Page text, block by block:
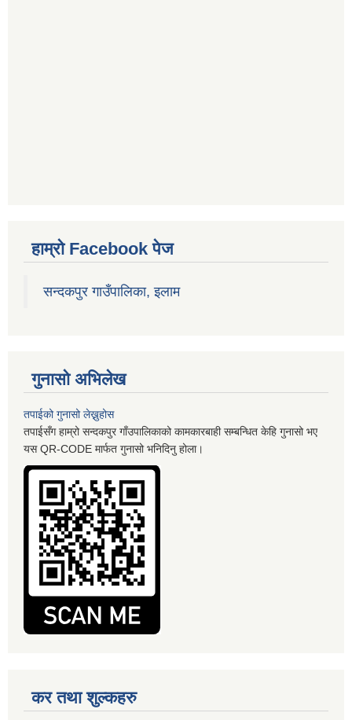
हाम्रो Facebook पेज
सन्दकपुर गाउँपालिका, इलाम
गुनासो अभिलेख
तपाईको गुनासो लेख्नुहोस
तपाईसँग हाम्रो सन्दकपुर गाँउपालिकाको कामकारबाही सम्बन्धित केहि गुनासो भए
यस QR-CODE मार्फत गुनासो भनिदिनु होला।
कर तथा शुल्कहरु